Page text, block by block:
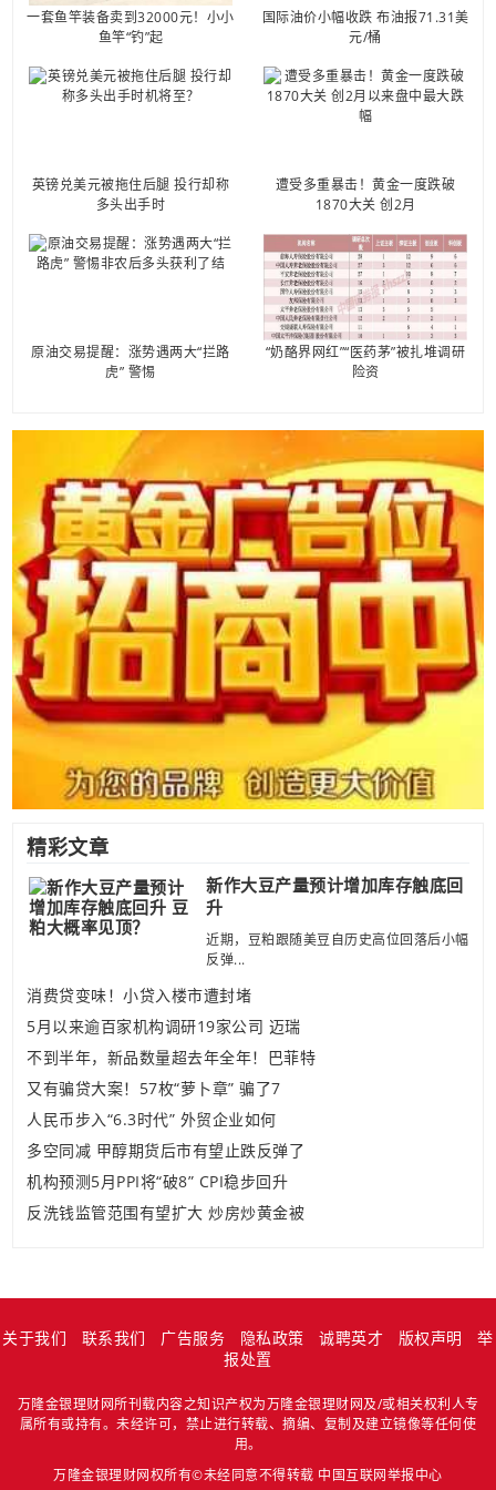
一套鱼竿装备卖到32000元！小小
鱼竿“钓”起
国际油价小幅收跌 布油报71.31美
元/桶
英镑兑美元被拖住后腿 投行却称
多头出手时
遭受多重暴击！黄金一度跌破
1870大关 创2月
原油交易提醒：涨势遇两大“拦路
虎” 警惕
“奶酪界网红”“医药茅”被扎堆调研
险资
精彩文章
新作大豆产量预计增加库存触底回
升
近期，豆粕跟随美豆自历史高位回落后小幅
反弹...
消费贷变味！小贷入楼市遭封堵
5月以来逾百家机构调研19家公司 迈瑞
不到半年，新品数量超去年全年！巴菲特
又有骗贷大案！57枚“萝卜章” 骗了7
人民币步入“6.3时代” 外贸企业如何
多空同减 甲醇期货后市有望止跌反弹了
机构预测5月PPI将“破8” CPI稳步回升
反洗钱监管范围有望扩大 炒房炒黄金被
关于我们 联系我们 广告服务 隐私政策 诚聘英才 版权声明
举
报处置
万隆金银理财网所刊载内容之知识产权为万隆金银理财网及/或相关权利人专
属所有或持有。未经许可，禁止进行转载、摘编、复制及建立镜像等任何使
用。
万隆金银理财网权所有©未经同意不得转载 中国互联网举报中心